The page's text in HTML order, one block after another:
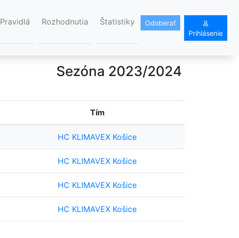
Pravidlá Rozhodnutia Štatistiky
Odoberať
Prihlásenie
Sezóna 2023/2024
Tím
HC KLIMAVEX Košice
HC KLIMAVEX Košice
HC KLIMAVEX Košice
HC KLIMAVEX Košice